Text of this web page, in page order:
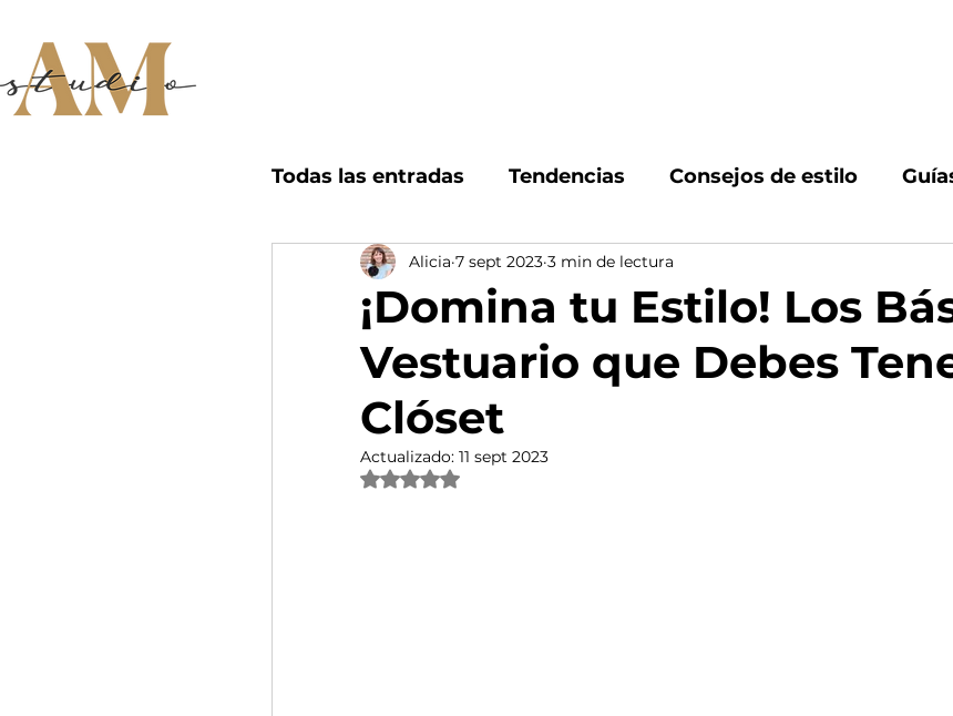
Todas las entradas Tendencias Consejos de estilo
Inspiración para looks Estilo de vida
¡Domina tu Estilo! Los
Vestuario que Debes
Clóset
Alicia 7 sept 2023 3 min de lectura
Actualizado: 11 sept 2023
Obtuvo NaN de 5 estrellas.